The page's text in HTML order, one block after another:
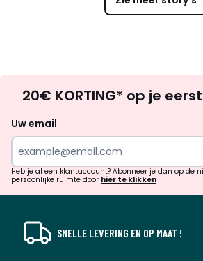
zoek
20€ KORTING* op je
Uw email
Heb je al een klantaccount? Abonneer je dan op de
persoonlijke ruimte door hier te klikken
SNELLE LEVERING EN OP MAAT !